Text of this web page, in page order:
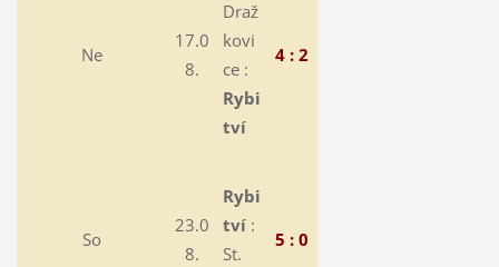
Ne
17.0
8.
Draž
kovi
ce :
Rybi
tví
4 : 2
So
23.0
8.
Rybi
tví:
St.
5 : 0